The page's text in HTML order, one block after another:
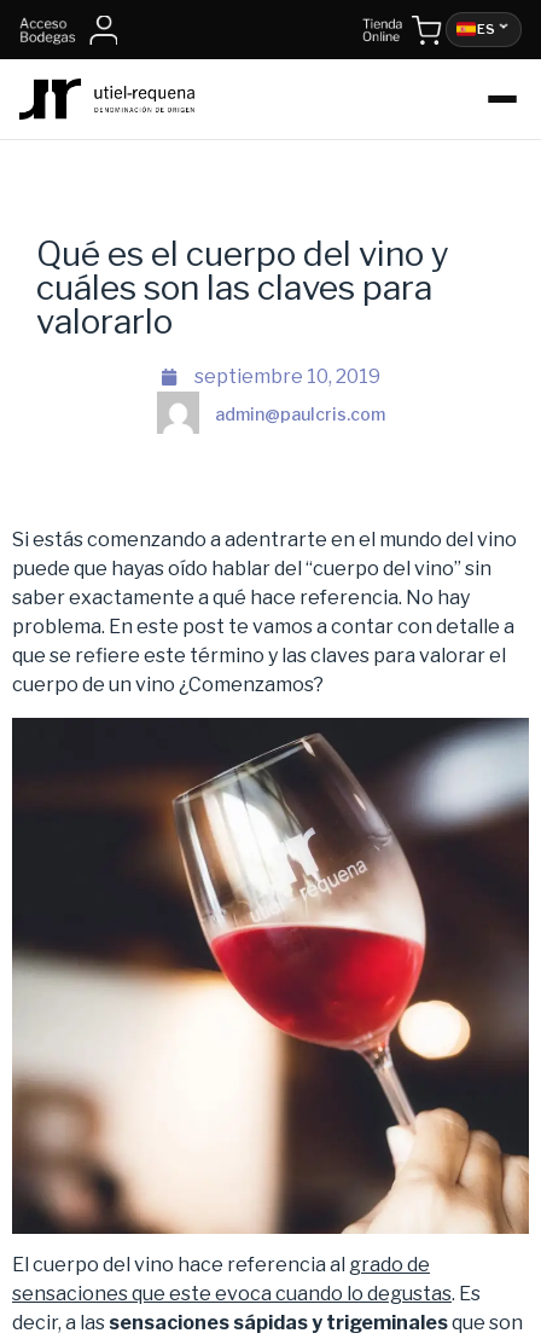
ES
Qué es el cuerpo del vino y
cuáles son las claves para
valorarlo
septiembre 10, 2019
admin@paulcris.com
Si estás comenzando a adentrarte en el mundo del vino
puede que hayas oído hablar del “cuerpo del vino” sin
saber exactamente a qué hace referencia. No hay
problema. En este post te vamos a contar con detalle a
que se refiere este término y las claves para valorar el
cuerpo de un vino ¿Comenzamos?
El cuerpo del vino hace referencia al grado de
sensaciones que este evoca cuando lo degustas. Es
decir, a las sensaciones sápidas y trigeminalesque son